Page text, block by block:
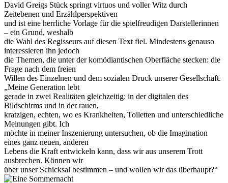
David Greigs Stück springt virtuos und voller Witz durch
Zeitebenen und Erzählperspektiven
und ist eine herrliche Vorlage für die spielfreudigen Darstellerinnen
– ein Grund, weshalb
die Wahl des Regisseurs auf diesen Text fiel. Mindestens genauso
interessieren ihn jedoch
die Themen, die unter der komödiantischen Oberfläche stecken: die
Frage nach dem freien
Willen des Einzelnen und dem sozialen Druck unserer Gesellschaft.
„Meine Generation lebt
gerade in zwei Realitäten gleichzeitig: in der digitalen des
Bildschirms und in der rauen,
kratzigen, echten, wo es Krankheiten, Toiletten und unterschiedliche
Meinungen gibt. Ich
möchte in meiner Inszenierung untersuchen, ob die Imagination
eines ganz neuen, anderen
Lebens die Kraft entwickeln kann, dass wir aus unserem Trott
ausbrechen. Können wir
über unser Schicksal bestimmen – und wollen wir das überhaupt?“